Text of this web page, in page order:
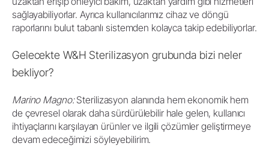
sağlayabiliyorlar. Ayrıca kullanıcılarımız cihaz ve döngü
raporlarını bulut tabanlı sistemden kolayca takip edebiliyorlar.
Gelecekte W&H Sterilizasyon grubunda bizi neler
bekliyor?
Marino Magno:Sterilizasyon alanında hem ekonomik hem
de çevresel olarak daha sürdürülebilir hale gelen, kullanıcı
ihtiyaçlarını karşılayan ürünler ve ilgili çözümler geliştirmeye
devam edeceğimizi söyleyebilirim.